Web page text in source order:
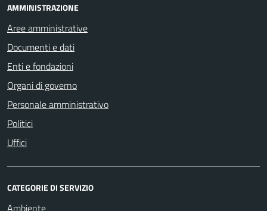
AMMINISTRAZIONE
Aree amministrative
Documenti e dati
Enti e fondazioni
Organi di governo
Personale amministrativo
Politici
Uffici
CATEGORIE DI SERVIZIO
Ambiente